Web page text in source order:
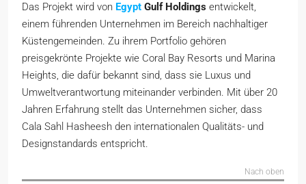
Das Projekt wird von Egypt Gulf Holdings entwickelt,
einem führenden Unternehmen im Bereich nachhaltiger
Küstengemeinden. Zu ihrem Portfolio gehören
preisgekrönte Projekte wie Coral Bay Resorts und Marina
Heights, die dafür bekannt sind, dass sie Luxus und
Umweltverantwortung miteinander verbinden. Mit über 20
Jahren Erfahrung stellt das Unternehmen sicher, dass
Cala Sahl Hasheesh den internationalen Qualitäts- und
Designstandards entspricht.
Nach oben